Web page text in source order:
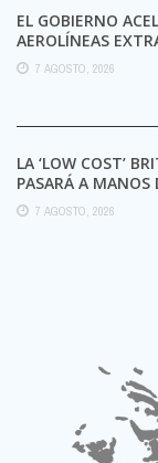
EL GOBIERNO
AEROLÍNEAS
TRÁMITES
7 AGOSTO, 2026
LA ‘LOW COST’
PASARÁ A MANOS
POSIBLE:
7 AGOSTO, 2026